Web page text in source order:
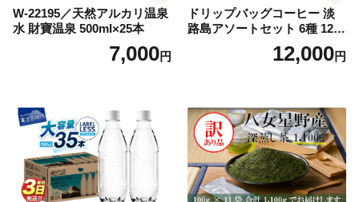
W-22195／天然アルカリ温泉
水 財寶温泉 500ml×25本
7,000円
ドリップバッグコーヒー 淡
路島アソートセット 6種 120
袋 飲み比べ コーヒー
12,000円